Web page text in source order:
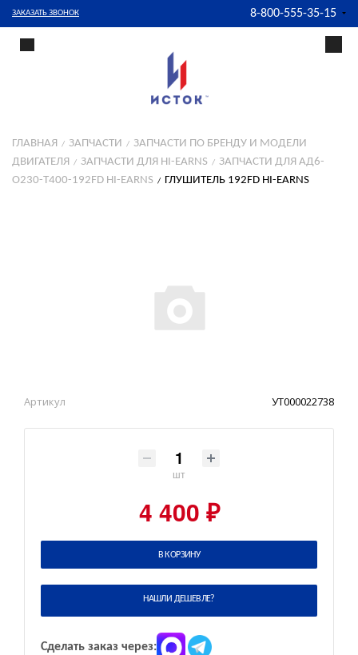
ЗАКАЗАТЬ ЗВОНОК 8-800-555-35-15
ГЛАВНАЯ ЗАПЧАСТИ
ЗАПЧАСТИ ПО БРЕНДУ И МОДЕЛИ
ДВИГАТЕЛЯ
ЗАПЧАСТИ ДЛЯ HI-EARNS
ЗАПЧАСТИ ДЛЯ АД6-
О230-T400-192FD HI-EARNS
ГЛУШИТЕЛЬ 192FD HI-EARNS
Артикул УТ000022738
шт
4 400 ₽
В КОРЗИНУ
НАШЛИ ДЕШЕВЛЕ?
Сделать заказ через: